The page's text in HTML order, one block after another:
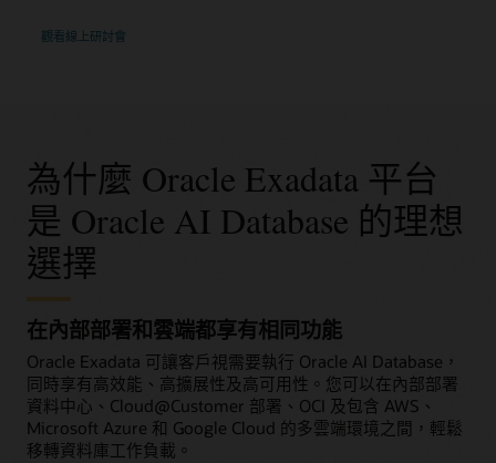
觀看線上研討會
環
境
中
加
速
工
作
負
載
為什麼 Oracle Exadata 平台
是 Oracle AI Database 的理想
選擇
在內部部署和雲端都享有相同功能
Oracle Exadata 可讓客戶視需要執行 Oracle AI Database，
同時享有高效能、高擴展性及高可用性。您可以在內部部署
資料中心、Cloud@Customer 部署、OCI 及包含 AWS、
Microsoft Azure 和 Google Cloud 的多雲端環境之間，輕鬆
移轉資料庫工作負載。